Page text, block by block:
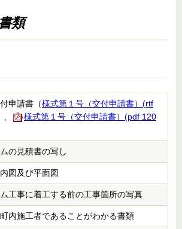
類
申請書（様式第１号（交付申請書）(rtf
、
様式第１号（交付申請書）(pdf 120
の見積書の写し
図及び平面図
工事に着工する前の工事箇所の写真
内施工者であることがわかる書類